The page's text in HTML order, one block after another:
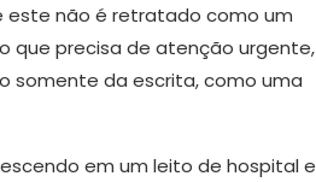
este não é retratado como um
que precisa de atenção urgente,
somente da escrita, como uma
em um leito de hospital e